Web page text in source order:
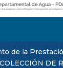
de la
DE